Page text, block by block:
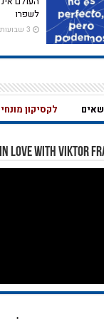
לשפרו
3 שבועות ago
לקסיקון מונחים
Love with Viktor